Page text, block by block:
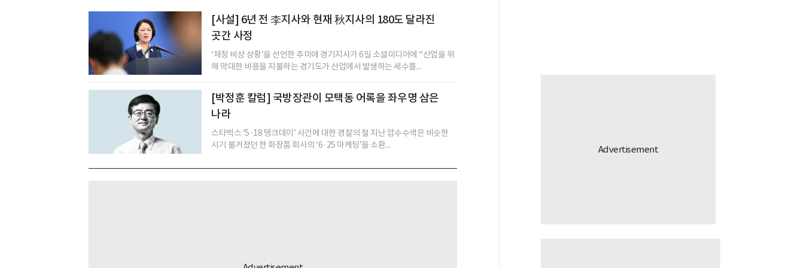
[사설] 6년 전 李지사와 현재 秋지사의 180도 달라진
곳간 사정
‘재정 비상 상황’을 선언한 추미애 경기지사가 6일 소셜미디어에 “산업을 위
해 막대한 비용을 지불하는 경기도가 산업에서 발생하는 세수를...
[박정훈 칼럼] 국방장관이 모택동 어록을 좌우명 삼은
나라
스타벅스 ‘5·18 탱크데이’ 사건에 대한 경찰의 철 지난 압수수색은 비슷한
시기 불거졌던 한 화장품 회사의 ‘6·25 마케팅’을 소환...